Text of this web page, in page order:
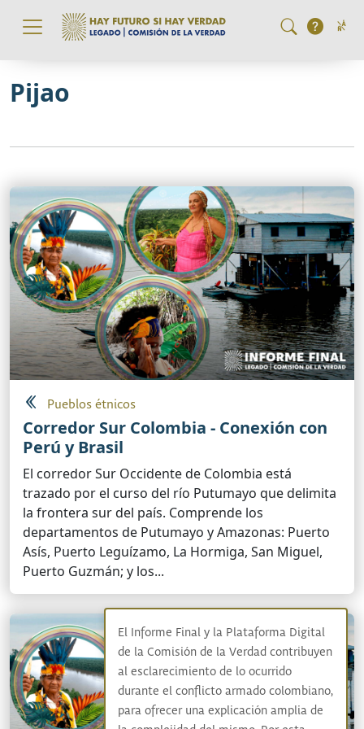
Pasar al contenido principal
Pijao
Pueblos étnicos
Corredor Sur Colombia - Conexión con
Perú y Brasil
El corredor Sur Occidente de Colombia está
trazado por el curso del río Putumayo que delimita
la frontera sur del país. Comprende los
departamentos de Putumayo y Amazonas: Puerto
Asís, Puerto Leguízamo, La Hormiga, San Miguel,
Puerto Guzmán; y los...
El Informe Final y la Plataforma Digital
de la Comisión de la Verdad contribuyen
al esclarecimiento de lo ocurrido
durante el conflicto armado colombiano,
para ofrecer una explicación amplia de